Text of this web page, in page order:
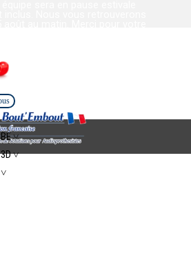
collaboration. Bel été à tous.
le menu
▼
˅
▼
˅
▼